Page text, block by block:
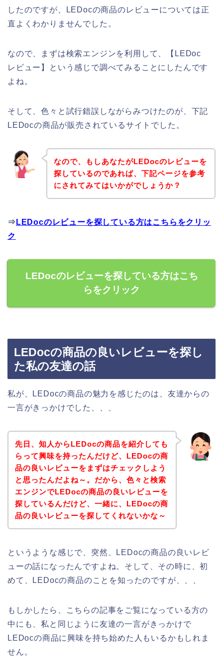
したのですが、LEDocの商品のレビューについては正
直よくわかりませんでした。
なので、まずは検索エンジンを利用して、【LEDoc
レビュー】という感じで調べてみることにしたんです
よね。
そして、色々と試行錯誤しながらみつけたのが、下記
LEDocの商品が販売されているサイトでした。
なので、もしあなたがLEDocのレビューを
探しているのであれば、下記ページを参考
にされてみてはいかがでしょうか？
⇒ LEDocのレビューを探している方はこちらをクリッ
ク
LEDocのレビューを探している方はこち
らをクリック
LEDocの商品の良いレビューを探し
た私の友達の話
私が、LEDocの商品の魅力を感じたのは、友達からの
一言がきっかけでした、、、
先日、知人からLEDocの商品を紹介しても
らって興味を持ったんだけど、LEDocの商
品の良いレビューをまずはチェックしよう
と思ったんだよね～。だから、色々と検索
エンジンでLEDocの商品の良いレビューを
探しているんだけど、一緒に、LEDocの商
品の良いレビューを探してくれないかな～
というような感じで、突然、LEDocの商品の良いレビ
ューの話になったんですよね。そして、その時に、初
めて、LEDocの商品のことを知ったのですが、、、
もしかしたら、こちらの記事をご覧になっている方の
中にも、私と同じように友達の一言がきっかけで
LEDocの商品に興味を持ち始めた人もいるかもしれま
せん。